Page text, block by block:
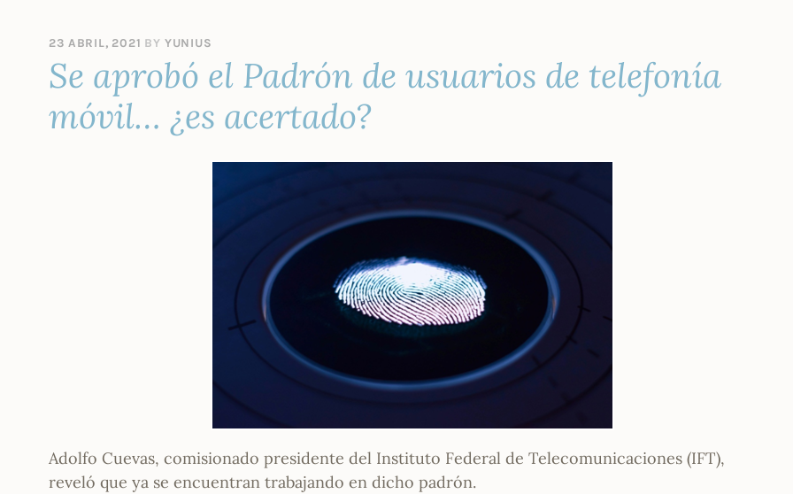
23 ABRIL, 2021 BY YUNIUS
Se aprobó el Padrón de usuarios de telefonía
móvil… ¿es acertado?
Adolfo Cuevas, comisionado presidente del Instituto Federal de Telecomunicaciones (IFT),
reveló que ya se encuentran trabajando en dicho padrón.